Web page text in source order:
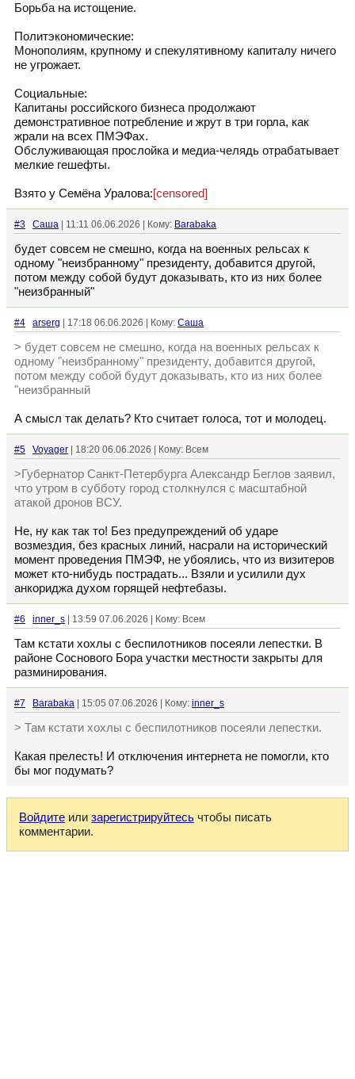
Борьба на истощение.
Политэкономические:
Монополиям, крупному и спекулятивному капиталу ничего
не угрожает.
Социальные:
Капитаны российского бизнеса продолжают
демонстративное потребление и жрут в три горла, как
жрали на всех ПМЭФах.
Обслуживающая прослойка и медиа-челядь отрабатывает
мелкие гешефты.
Взято у Семёна Уралова:[censored]
#3 Cаша | 11:11 06.06.2026 | Кому: Barabaka
будет совсем не смешно, когда на военных рельсах к
одному "неизбранному" президенту, добавится другой,
потом между собой будут доказывать, кто из них более
"неизбранный"
#4 arserg | 17:18 06.06.2026 | Кому: Cаша
> будет совсем не смешно, когда на военных рельсах к
одному "неизбранному" президенту, добавится другой,
потом между собой будут доказывать, кто из них более
"неизбранный
А смысл так делать? Кто считает голоса, тот и молодец.
#5 Voyager | 18:20 06.06.2026 | Кому: Всем
>Губернатор Санкт-Петербурга Александр Беглов заявил,
что утром в субботу город столкнулся с масштабной
атакой дронов ВСУ.
Не, ну как так то! Без предупреждений об ударе
возмездия, без красных линий, насрали на исторический
момент проведения ПМЭФ, не убоялись, что из визитеров
может кто-нибудь пострадать... Взяли и усилили дух
анкориджа духом горящей нефтебазы.
#6 inner_s | 13:59 07.06.2026 | Кому: Всем
Там кстати хохлы с беспилотников посеяли лепестки. В
районе Соснового Бора участки местности закрыты для
разминирования.
#7 Barabaka | 15:05 07.06.2026 | Кому: inner_s
> Там кстати хохлы с беспилотников посеяли лепестки.
Какая прелесть! И отключения интернета не помогли, кто
бы мог подумать?
Войдите или зарегистрируйтесь чтобы писать
комментарии.